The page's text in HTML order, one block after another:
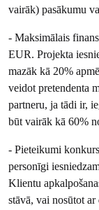
vairāk) pasākumu
- Maksimālais
EUR. Projekta
mazāk kā 20%
veidot pretendenta
partneru, ja tādi ir,
būt vairāk kā 60%
- Pieteikumi
personīgi
Klientu
stāvā, vai nosūtot